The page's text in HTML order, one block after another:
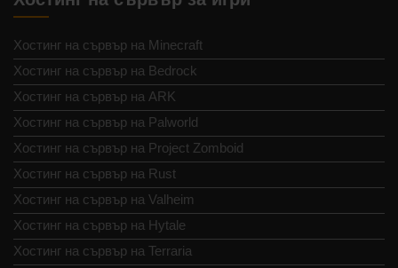
Хостинг на сървър на Minecraft
Хостинг на сървър на Bedrock
Хостинг на сървър на ARK
Хостинг на сървър на Palworld
Хостинг на сървър на Project Zomboid
Хостинг на сървър на Rust
Хостинг на сървър на Valheim
Хостинг на сървър на Hytale
Хостинг на сървър на Terraria